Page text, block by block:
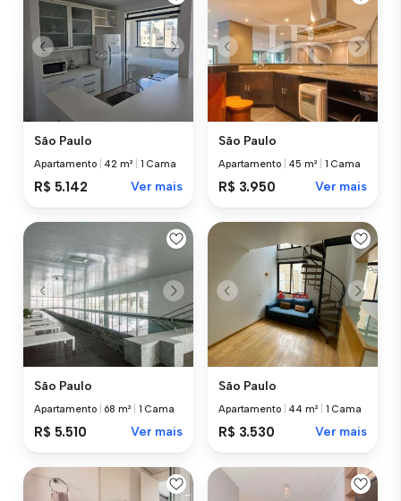
São Paulo
Apartamento 42 m² 1 Cama
R$ 5.142 Ver mais
São Paulo
Apartamento 45 m² 1 Cama
R$ 3.950 Ver mais
São Paulo
Apartamento 68 m² 1 Cama
R$ 5.510 Ver mais
São Paulo
Apartamento 44 m² 1 Cama
R$ 3.530 Ver mais